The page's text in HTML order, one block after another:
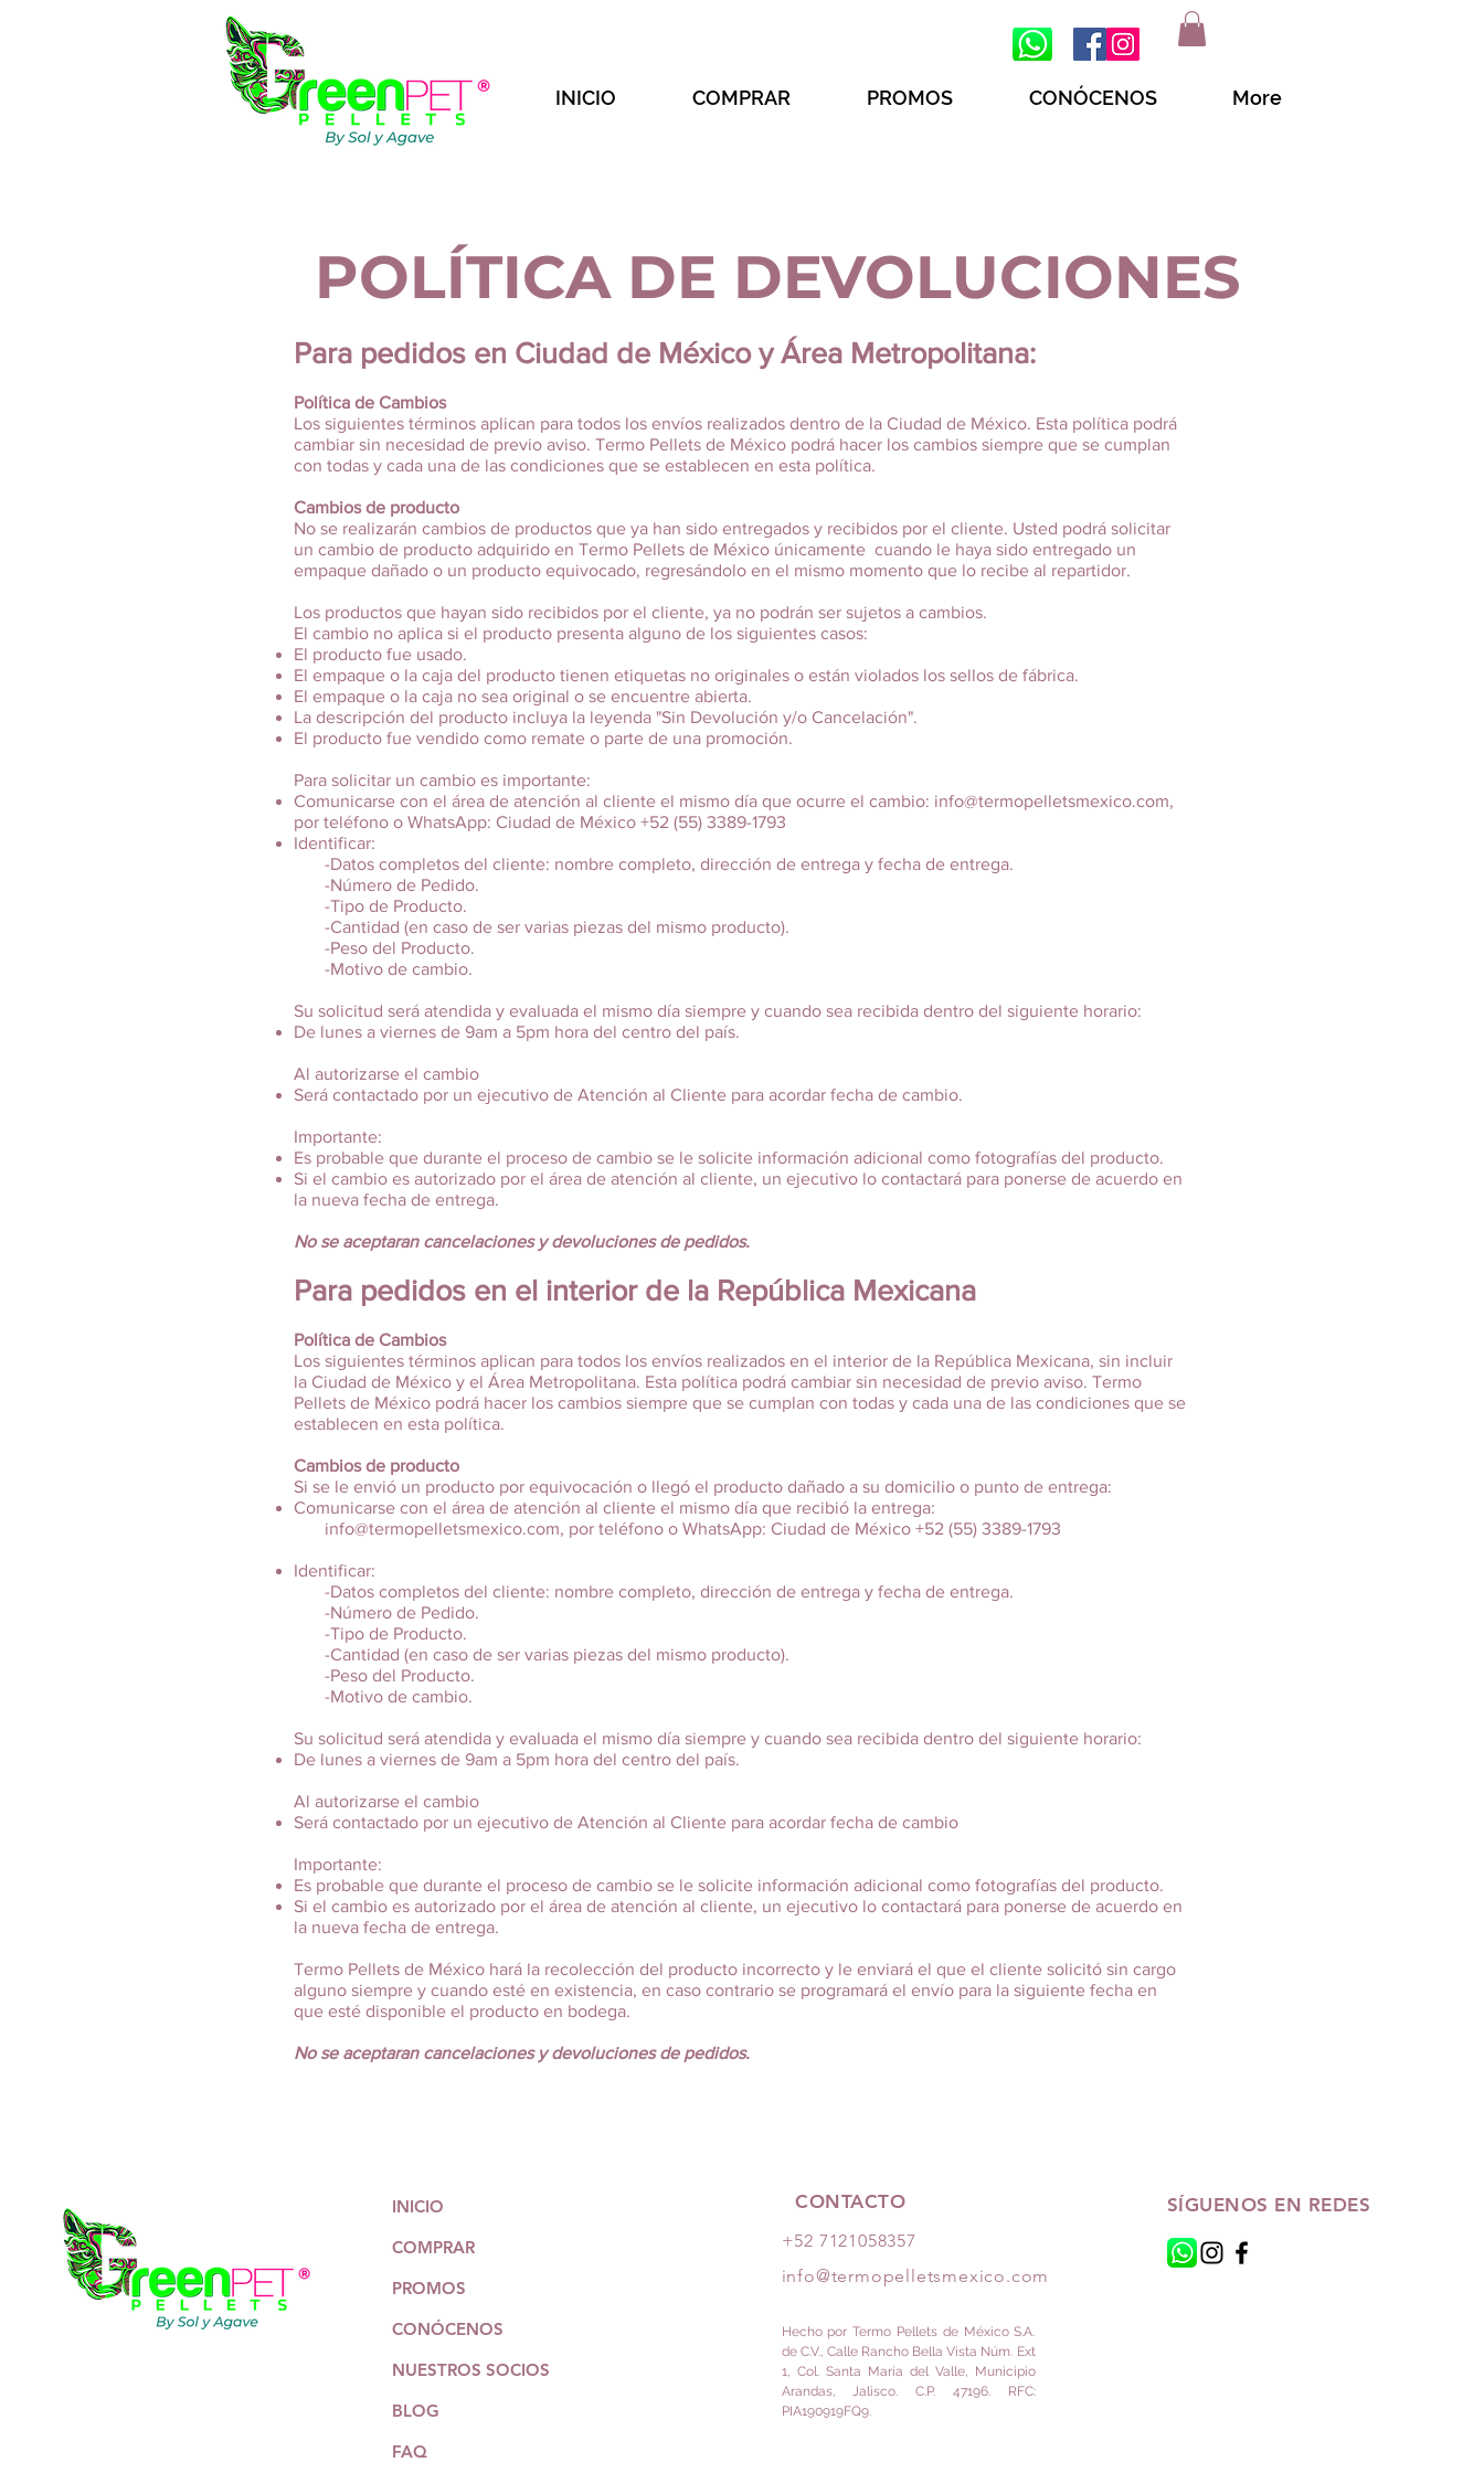
INICIO COMPRAR PROMOS CONÓCENOS More
POLÍTICA DE DEVOLUCIONES
Para pedidos en Ciudad de México y Área Metropolitana:
Política de Cambios
Los siguientes términos aplican para todos los envíos realizados dentro de la Ciudad de México. Esta política podrá
cambiar sin necesidad de previo aviso. Termo Pellets de México podrá hacer los cambios siempre que se cumplan
con todas y cada una de las condiciones que se establecen en esta política.
Cambios de producto
No se realizarán cambios de productos que ya han sido entregados y recibidos por el cliente. Usted podrá solicitar
un cambio de producto adquirido en Termo Pellets de México únicamente cuando le haya sido entregado un
empaque dañado o un producto equivocado, regresándolo en el mismo momento que lo recibe al repartidor.
Los productos que hayan sido recibidos por el cliente, ya no podrán ser sujetos a cambios.
El cambio no aplica si el producto presenta alguno de los siguientes casos:
El producto fue usado.
El empaque o la caja del producto tienen etiquetas no originales o están violados los sellos de fábrica.
El empaque o la caja no sea original o se encuentre abierta.
La descripción del producto incluya la leyenda "Sin Devolución y/o Cancelación".
El producto fue vendido como remate o parte de una promoción.
Para solicitar un cambio es importante:
Comunicarse con el área de atención al cliente el mismo día que ocurre el cambio: info@termopelletsmexico.com,
por teléfono o WhatsApp: Ciudad de México +52 (55) 3389-1793
Identificar:
-Datos completos del cliente: nombre completo, dirección de entrega y fecha de entrega.
-Número de Pedido.
-Tipo de Producto.
-Cantidad (en caso de ser varias piezas del mismo producto).
-Peso del Producto.
-Motivo de cambio.
Su solicitud será atendida y evaluada el mismo día siempre y cuando sea recibida dentro del siguiente horario:
De lunes a viernes de 9am a 5pm hora del centro del país.
Al autorizarse el cambio
Será contactado por un ejecutivo de Atención al Cliente para acordar fecha de cambio.
Importante:
Es probable que durante el proceso de cambio se le solicite información adicional como fotografías del producto.
Si el cambio es autorizado por el área de atención al cliente, un ejecutivo lo contactará para ponerse de acuerdo en
la nueva fecha de entrega.
No se aceptaran cancelaciones y devoluciones de pedidos.
Para pedidos en el interior de la República Mexicana
Política de Cambios
Los siguientes términos aplican para todos los envíos realizados en el interior de la República Mexicana, sin incluir
la Ciudad de México y el Área Metropolitana. Esta política podrá cambiar sin necesidad de previo aviso. Termo
Pellets de México podrá hacer los cambios siempre que se cumplan con todas y cada una de las condiciones que se
establecen en esta política.
Cambios de producto
Si se le envió un producto por equivocación o llegó el producto dañado a su domicilio o punto de entrega:
Comunicarse con el área de atención al cliente el mismo día que recibió la entrega:
info@termopelletsmexico.com, por teléfono o WhatsApp: Ciudad de México +52 (55) 3389-1793
Identificar:
-Datos completos del cliente: nombre completo, dirección de entrega y fecha de entrega.
-Número de Pedido.
-Tipo de Producto.
-Cantidad (en caso de ser varias piezas del mismo producto).
-Peso del Producto.
-Motivo de cambio.
Su solicitud será atendida y evaluada el mismo día siempre y cuando sea recibida dentro del siguiente horario:
De lunes a viernes de 9am a 5pm hora del centro del país.
Al autorizarse el cambio
Será contactado por un ejecutivo de Atención al Cliente para acordar fecha de cambio
Importante:
Es probable que durante el proceso de cambio se le solicite información adicional como fotografías del producto.
Si el cambio es autorizado por el área de atención al cliente, un ejecutivo lo contactará para ponerse de acuerdo en
la nueva fecha de entrega.
Termo Pellets de México hará la recolección del producto incorrecto y le enviará el que el cliente solicitó sin cargo
alguno siempre y cuando esté en existencia, en caso contrario se programará el envío para la siguiente fecha en
que esté disponible el producto en bodega.
No se aceptaran cancelaciones y devoluciones de pedidos.
INICIO
COMPRAR
PROMOS
CONÓCENOS
NUESTROS SOCIOS
BLOG
FAQ
+52 7121058357
info@termopelletsmexico.com
Hecho por Termo Pellets de México S.A.
de C.V., Calle Rancho Bella Vista Núm. Ext
1, Col. Santa María del Valle, Municipio
Arandas, Jalisco. C.P. 47196. RFC:
PIA190919FQ9.
SÍGUENOS EN REDES
CONTACTO